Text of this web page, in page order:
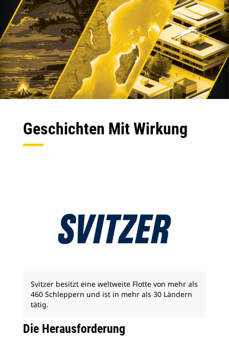
Geschichten Mit Wirkung
Svitzer besitzt eine weltweite Flotte von mehr als
460 Schleppern und ist in mehr als 30 Ländern
tätig.
Die Herausforderung